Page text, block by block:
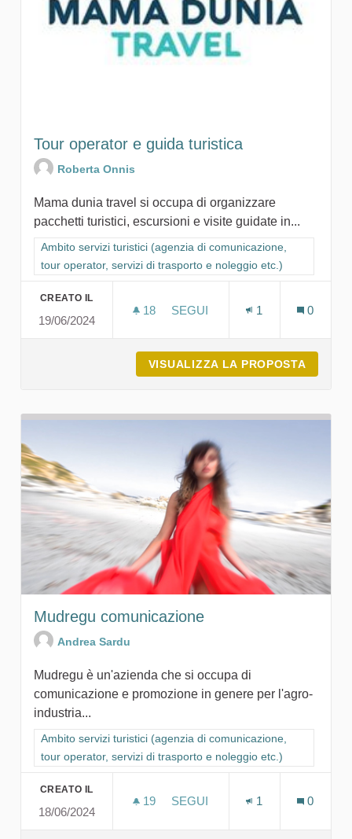
Tour operator e guida turistica
Roberta Onnis
Mama dunia travel si occupa di organizzare
pacchetti turistici, escursioni e visite guidate in...
Filtra i risultati per categoria: Ambito servizi turistici (agenzia
Ambito servizi turistici (agenzia di comunicazione,
tour operator, servizi di trasporto e noleggio etc.)
CREATO IL
19/06/2024
18 18 SOSTENITORI
SEGUI
1 0
VISUALIZZA LA PROPOSTA
Mudregu comunicazione
Andrea Sardu
Mudregu è un'azienda che si occupa di
comunicazione e promozione in genere per l'agro-
industria...
Filtra i risultati per categoria: Ambito servizi turistici (agenzia
Ambito servizi turistici (agenzia di comunicazione,
tour operator, servizi di trasporto e noleggio etc.)
CREATO IL
18/06/2024
19 19 SOSTENITORI
SEGUI
1 0